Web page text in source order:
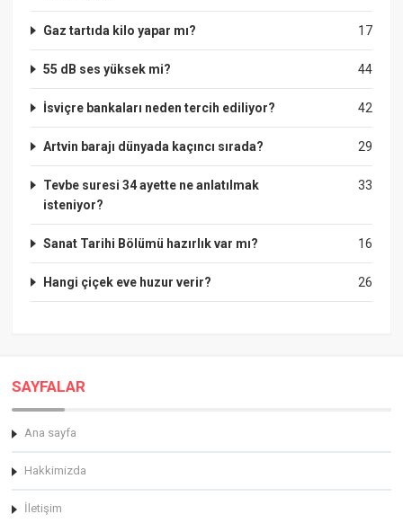
17
Gaz tartıda kilo yapar mı?
44
55 dB ses yüksek mi?
42
İsviçre bankaları neden tercih ediliyor?
29
Artvin barajı dünyada kaçıncı sırada?
33
Tevbe suresi 34 ayette ne anlatılmak
isteniyor?
16
Sanat Tarihi Bölümü hazırlık var mı?
26
Hangi çiçek eve huzur verir?
SAYFALAR
Ana sayfa
Hakkimizda
İletişim